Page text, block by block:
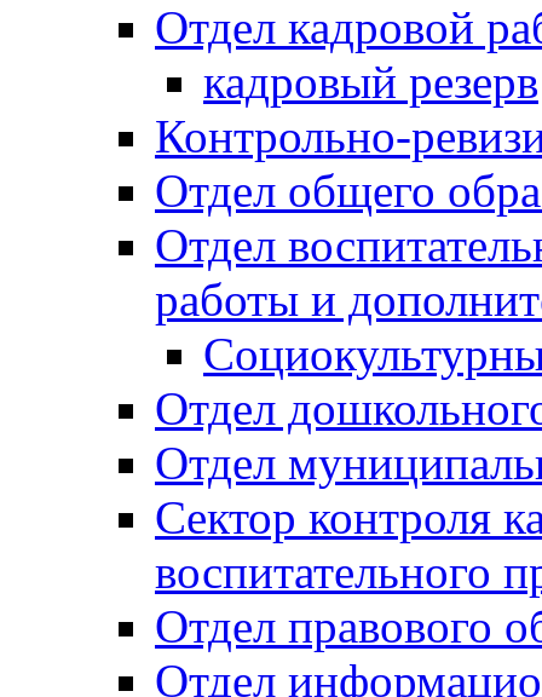
Отдел кадровой
кадровый резерв
Контрольно-
Отдел общего
Отдел
работы и
Отдел
Отдел
Сектор контроля
воспитательного
Отдел правового
Отдел